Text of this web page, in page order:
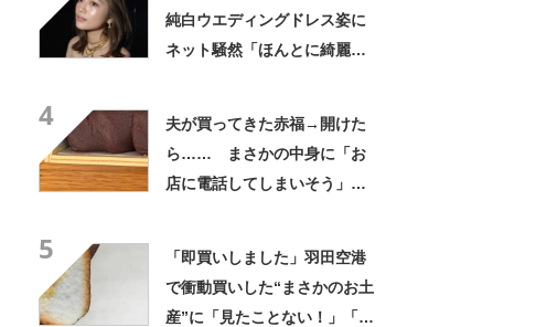
純白ウエディングドレス姿に
ネット騒然「ほんとに綺麗」
4
夫が買ってきた赤福→開けた
ら…… まさかの中身に「お
店に電話してしまいそう」
5
「即買いしました」羽田空港
で衝動買いした“まさかのお土
産”に「見たことない！」「み